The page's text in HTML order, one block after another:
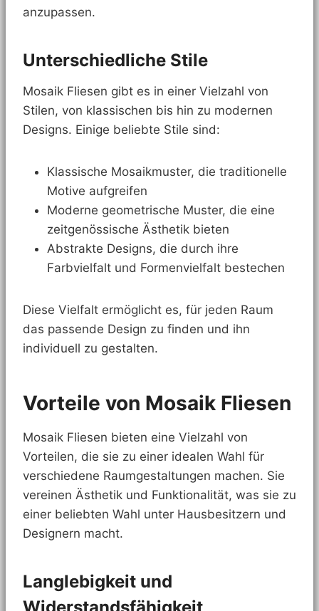
anzupassen.
Unterschiedliche Stile
Mosaik Fliesen gibt es in einer Vielzahl von
Stilen, von klassischen bis hin zu modernen
Designs. Einige beliebte Stile sind:
Klassische Mosaikmuster, die traditionelle
Motive aufgreifen
Moderne geometrische Muster, die eine
zeitgenössische Ästhetik bieten
Abstrakte Designs, die durch ihre
Farbvielfalt und Formenvielfalt bestechen
Diese Vielfalt ermöglicht es, für jeden Raum
das passende Design zu finden und ihn
individuell zu gestalten.
Vorteile von Mosaik Fliesen
Mosaik Fliesen bieten eine Vielzahl von
Vorteilen, die sie zu einer idealen Wahl für
verschiedene Raumgestaltungen machen. Sie
vereinen Ästhetik und Funktionalität, was sie zu
einer beliebten Wahl unter Hausbesitzern und
Designern macht.
Langlebigkeit und